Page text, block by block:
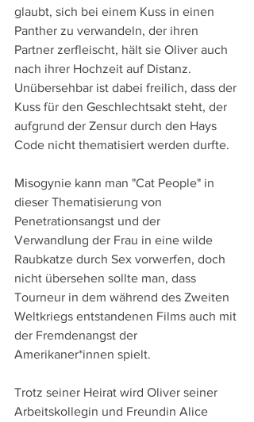
glaubt, sich bei einem Kuss in einen
Panther zu verwandeln, der ihren
Partner zerfleischt, hält sie Oliver auch
nach ihrer Hochzeit auf Distanz.
Unübersehbar ist dabei freilich, dass der
Kuss für den Geschlechtsakt steht, der
aufgrund der Zensur durch den Hays
Code nicht thematisiert werden durfte.
Misogynie kann man "Cat People" in
dieser Thematisierung von
Penetrationsangst und der
Verwandlung der Frau in eine wilde
Raubkatze durch Sex vorwerfen, doch
nicht übersehen sollte man, dass
Tourneur in dem während des Zweiten
Weltkriegs entstandenen Films auch mit
der Fremdenangst der
Amerikaner*innen spielt.
Trotz seiner Heirat wird Oliver seiner
Arbeitskollegin und Freundin Alice